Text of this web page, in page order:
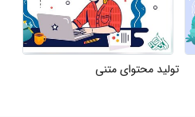
تولید محتوای متنی